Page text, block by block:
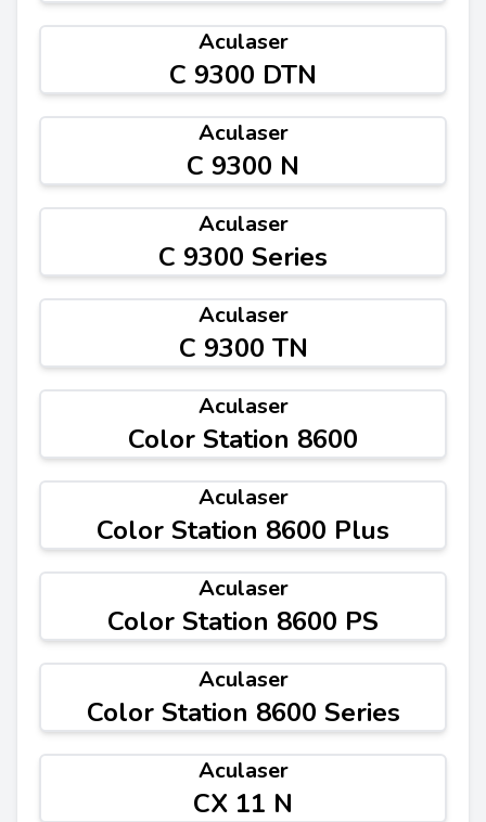
Aculaser
C 9300 DTN
Aculaser
C 9300 N
Aculaser
C 9300 Series
Aculaser
C 9300 TN
Aculaser
Color Station 8600
Aculaser
Color Station 8600 Plus
Aculaser
Color Station 8600 PS
Aculaser
Color Station 8600 Series
Aculaser
CX 11 N